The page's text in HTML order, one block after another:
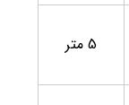
5 متر